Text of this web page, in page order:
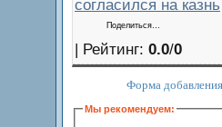
согласился на казнь
Поделиться…
| Рейтинг: 0.0/0
Форма
Мы рекомендуем: